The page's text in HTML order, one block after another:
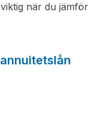
när du jämför